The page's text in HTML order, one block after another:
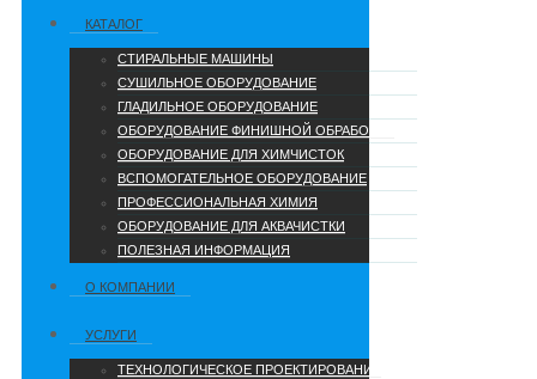
КАТАЛОГ
СТИРАЛЬНЫЕ МАШИНЫ
СУШИЛЬНОЕ ОБОРУДОВАНИЕ
ГЛАДИЛЬНОЕ ОБОРУДОВАНИЕ
ОБОРУДОВАНИЕ ФИНИШНОЙ ОБРАБОТКИ
ОБОРУДОВАНИЕ ДЛЯ ХИМЧИСТОК
ВСПОМОГАТЕЛЬНОЕ ОБОРУДОВАНИЕ
ПРОФЕССИОНАЛЬНАЯ ХИМИЯ
ОБОРУДОВАНИЕ ДЛЯ АКВАЧИСТКИ
ПОЛЕЗНАЯ ИНФОРМАЦИЯ
О КОМПАНИИ
УCЛУГИ
ТЕХНОЛОГИЧЕСКОЕ ПРОЕКТИРОВАНИЕ